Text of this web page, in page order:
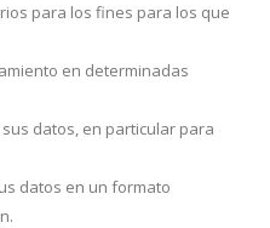
para los fines para los que
en determinadas
datos, en particular para
datos en un formato